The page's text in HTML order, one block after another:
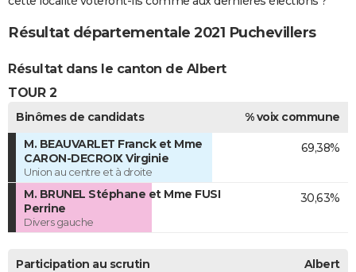
Résultat départementale 2021 Puchevillers
Résultat dans le canton de Albert
TOUR 2
Binômes de candidats
% voix commune
M. BEAUVARLET Franck et Mme
CARON-DECROIX Virginie
Union au centre et à droite
69,38%
M. BRUNEL Stéphane et Mme FUSI
Perrine
Divers gauche
30,63%
Participation au scrutin Albert